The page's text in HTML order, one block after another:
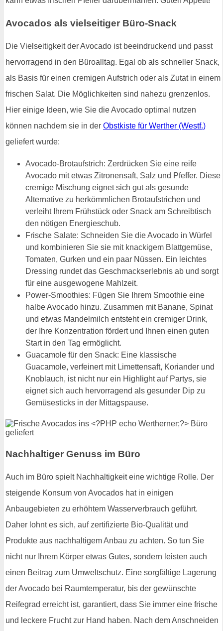
Avocados als vielseitiger Büro-Snack
Die Vielseitigkeit der Avocado ist beeindruckend und passt
hervorragend in den Büroalltag. Egal ob als schneller Snack,
als Basis für einen cremigen Aufstrich oder als Zutat in einem
frischen Salat. Die Möglichkeiten sind nahezu grenzenlos.
Hier einige Ideen, wie Sie die Avocado optimal nutzen
können nachdem sie in der Obstkiste für Werther (Westf.)
geliefert wurde:
Avocado-Brotaufstrich: Zerdrücken Sie eine reife
Avocado mit etwas Zitronensaft, Salz und Pfeffer. Diese
cremige Mischung eignet sich gut als gesunde
Alternative zu herkömmlichen Brotaufstrichen und
verleiht Ihrem Frühstück oder Snack am Schreibtisch
den nötigen Energieschub.
Frische Salate: Schneiden Sie die Avocado in Würfel
und kombinieren Sie sie mit knackigem Blattgemüse,
Tomaten, Gurken und ein paar Nüssen. Ein leichtes
Dressing rundet das Geschmackserlebnis ab und sorgt
für eine ausgewogene Mahlzeit.
Power-Smoothies: Fügen Sie Ihrem Smoothie eine
halbe Avocado hinzu. Zusammen mit Banane, Spinat
und etwas Mandelmilch entsteht ein cremiger Drink,
der Ihre Konzentration fördert und Ihnen einen guten
Start in den Tag ermöglicht.
Guacamole für den Snack: Eine klassische
Guacamole, verfeinert mit Limettensaft, Koriander und
Knoblauch, ist nicht nur ein Highlight auf Partys, sie
eignet sich auch hervorragend als gesunder Dip zu
Gemüsesticks in der Mittagspause.
Nachhaltiger Genuss im Büro
Auch im Büro spielt Nachhaltigkeit eine wichtige Rolle. Der
steigende Konsum von Avocados hat in einigen
Anbaugebieten zu erhöhtem Wasserverbrauch geführt.
Daher lohnt es sich, auf zertifizierte Bio-Qualität und
Produkte aus nachhaltigem Anbau zu achten. So tun Sie
nicht nur Ihrem Körper etwas Gutes, sondern leisten auch
einen Beitrag zum Umweltschutz. Eine sorgfältige Lagerung
der Avocado bei Raumtemperatur, bis der gewünschte
Reifegrad erreicht ist, garantiert, dass Sie immer eine frische
und leckere Frucht zur Hand haben. Nach dem Anschneiden